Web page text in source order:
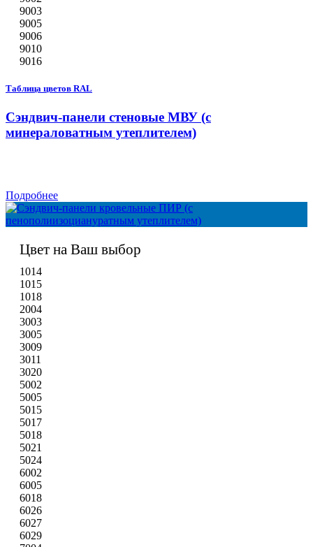
9003
9005
9006
9010
9016
Таблица цветов RAL
Сэндвич-панели стеновые МВУ (с
минераловатным утеплителем)
Подробнее
Цвет на Ваш выбор
1014
1015
1018
2004
3003
3005
3009
3011
3020
5002
5005
5015
5017
5018
5021
5024
6002
6005
6018
6026
6027
6029